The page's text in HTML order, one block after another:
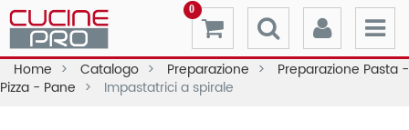
0
Home Catalogo Preparazione
Preparazione Pasta -
Pizza - Pane
Impastatrici a spirale